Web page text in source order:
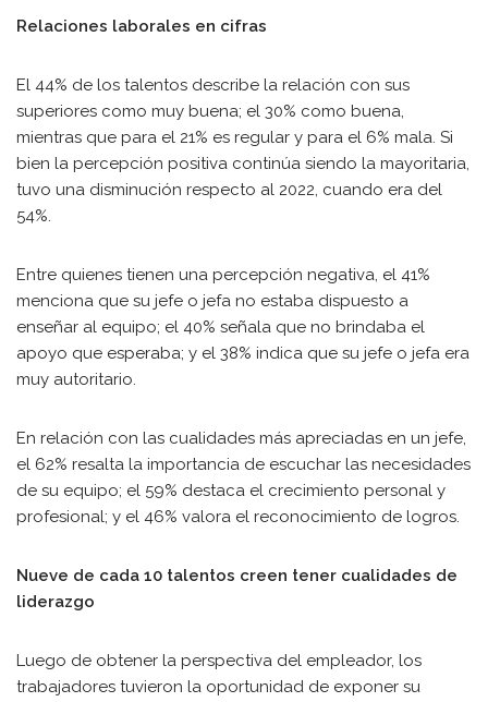
Relaciones laborales en cifras
El 44% de los talentos describe la relación con sus
superiores como muy buena; el 30% como buena,
mientras que para el 21% es regular y para el 6% mala. Si
bien la percepción positiva continúa siendo la mayoritaria,
tuvo una disminución respecto al 2022, cuando era del
54%.
Entre quienes tienen una percepción negativa, el 41%
menciona que su jefe o jefa no estaba dispuesto a
enseñar al equipo; el 40% señala que no brindaba el
apoyo que esperaba; y el 38% indica que su jefe o jefa era
muy autoritario.
En relación con las cualidades más apreciadas en un jefe,
el 62% resalta la importancia de escuchar las necesidades
de su equipo; el 59% destaca el crecimiento personal y
profesional; y el 46% valora el reconocimiento de logros.
Nueve de cada 10 talentos creen tener cualidades de
liderazgo
Luego de obtener la perspectiva del empleador, los
trabajadores tuvieron la oportunidad de exponer su